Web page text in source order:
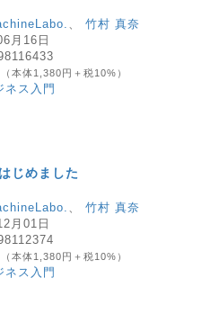
竹村 真奈
月16日
（本体1,380円＋税10%）
ネス入門
じめました
、 竹村 真奈
月01日
（本体1,380円＋税10%）
ネス入門